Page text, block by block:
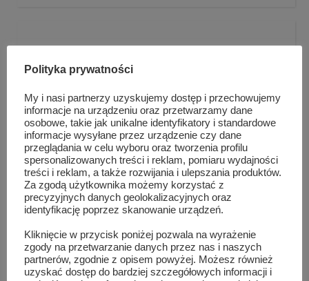
Rewelacyjny piknik na zamkowej wyspie!
Polityka prywatności
My i nasi partnerzy uzyskujemy dostęp i przechowujemy
informacje na urządzeniu oraz przetwarzamy dane
osobowe, takie jak unikalne identyfikatory i standardowe
informacje wysyłane przez urządzenie czy dane
przeglądania w celu wyboru oraz tworzenia profilu
spersonalizowanych treści i reklam, pomiaru wydajności
treści i reklam, a także rozwijania i ulepszania produktów.
Za zgodą użytkownika możemy korzystać z
precyzyjnych danych geolokalizacyjnych oraz
identyfikację poprzez skanowanie urządzeń.
Kliknięcie w przycisk poniżej pozwala na wyrażenie
zgody na przetwarzanie danych przez nas i naszych
partnerów, zgodnie z opisem powyżej. Możesz również
uzyskać dostęp do bardziej szczegółowych informacji i